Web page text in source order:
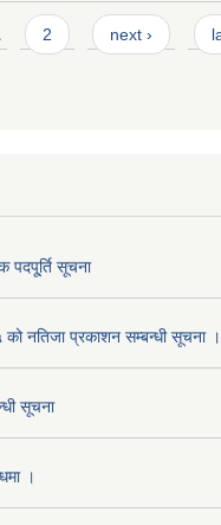
2 next ›
पदपू्र्ति सूचना
को नतिजा प्रकाशन सम्बन्धी सूचना ।
सूचना
।